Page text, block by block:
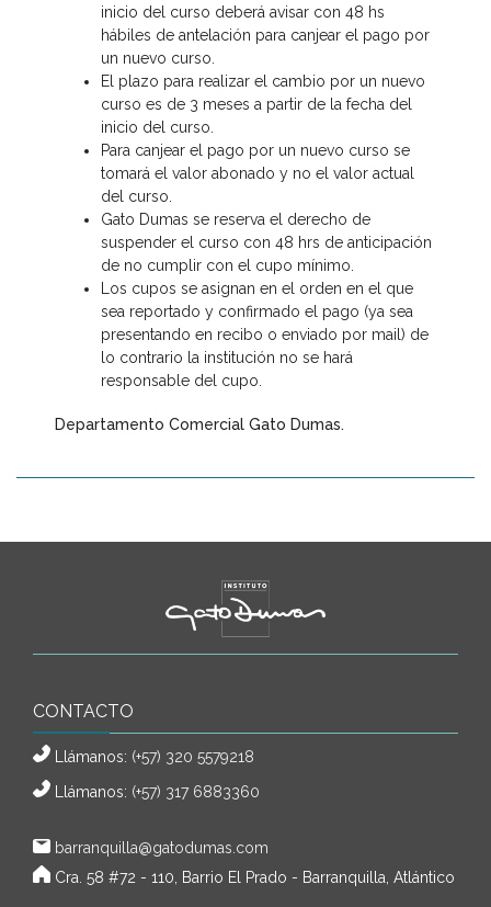
inicio del curso deberá avisar con 48 hs
hábiles de antelación para canjear el pago por
un nuevo curso.
El plazo para realizar el cambio por un nuevo
curso es de 3 meses a partir de la fecha del
inicio del curso.
Para canjear el pago por un nuevo curso se
tomará el valor abonado y no el valor actual
del curso.
Gato Dumas se reserva el derecho de
suspender el curso con 48 hrs de anticipación
de no cumplir con el cupo mínimo.
Los cupos se asignan en el orden en el que
sea reportado y confirmado el pago (ya sea
presentando en recibo o enviado por mail) de
lo contrario la institución no se hará
responsable del cupo.
Departamento Comercial Gato Dumas.
CONTACTO
Llámanos: (+57) 320 5579218
Llámanos: (+57) 317 6883360
barranquilla@gatodumas.com
Cra. 58 #72 - 110, Barrio El Prado - Barranquilla, Atlántico